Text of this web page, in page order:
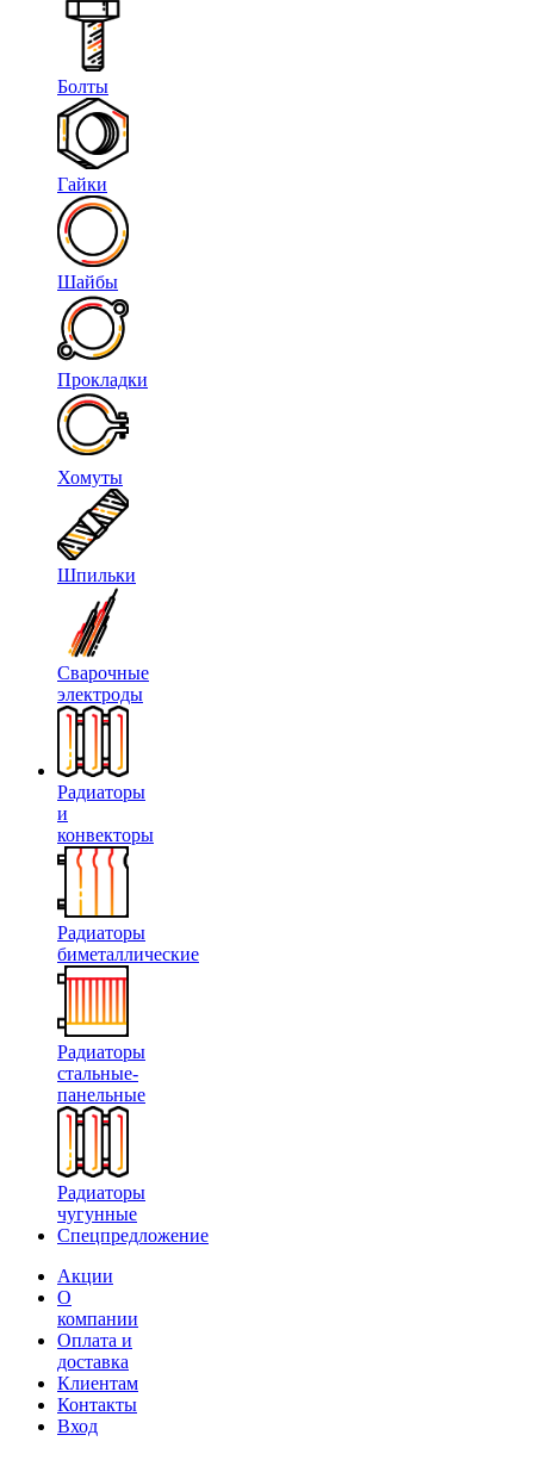
Болты
Гайки
Шайбы
Прокладки
Хомуты
Шпильки
Сварочные
электроды
Радиаторы
и
конвекторы
Радиаторы
биметаллические
Радиаторы
стальные-
панельные
Радиаторы
чугунные
Спецпредложение
Акции
О
компании
Оплата и
доставка
Клиентам
Контакты
Вход